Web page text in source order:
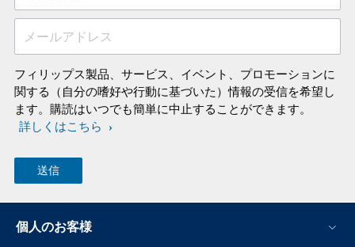
メールアドレス
フィリップス製品、サービス、イベント、プロモーションに
関する（自分の嗜好や行動に基づいた）情報の受信を希望し
ます。購読はいつでも簡単に中止することができます。
詳しくはこちら
個人のお客様